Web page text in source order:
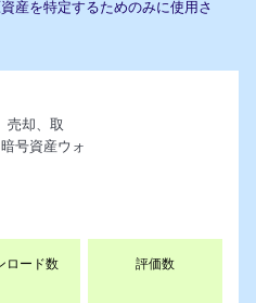
産を特定するためのみに使用さ
売却、取
号資産ウォ
ロード数 評価数